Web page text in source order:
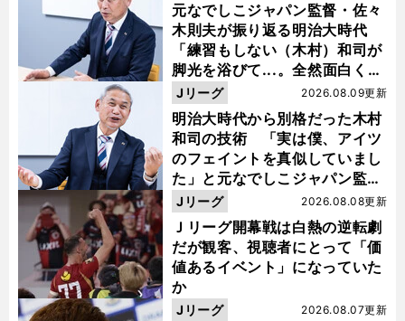
元なでしこジャパン監督・佐々
木則夫が振り返る明治大時代
「練習もしない（木村）和司が
脚光を浴びて...。全然面白くな
い４年間でした」
明治大時代から別格だった木村
和司の技術 「実は僕、アイツ
のフェイントを真似していまし
た」と元なでしこジャパン監
督・佐々木則夫
2026.08.09更新
Jリーグ
Ｊリーグ開幕戦は白熱の逆転劇
だが観客、視聴者にとって「価
値あるイベント」になっていた
か
2026.08.08更新
Jリーグ
2026.08.07更新
Jリーグ